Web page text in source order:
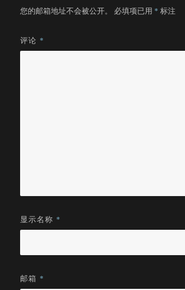
您的邮箱地址不会被公开。 必填项已用 * 标注
评论 *
显示名称 *
邮箱 *